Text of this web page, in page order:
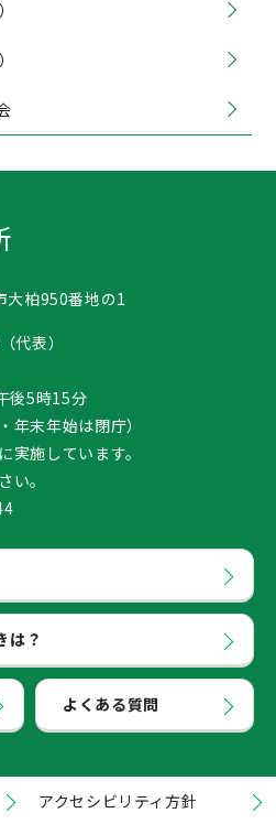
柏950番地の1
代表）
後5時15分
年末年始は閉庁）
実施しています。
い。
は？
よくある質問
アクセシビリティ方針